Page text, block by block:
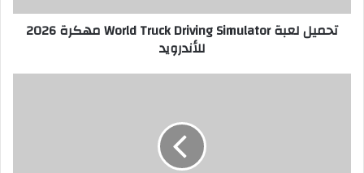
تحميل لعبة World Truck Driving Simulator مهكرة 2026
للأندرويد